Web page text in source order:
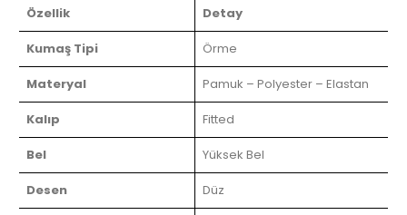
Özellik Detay
Kumaş Tipi Örme
Materyal Pamuk – Polyester – Elastan
Kalıp Fitted
Bel Yüksek Bel
Desen Düz